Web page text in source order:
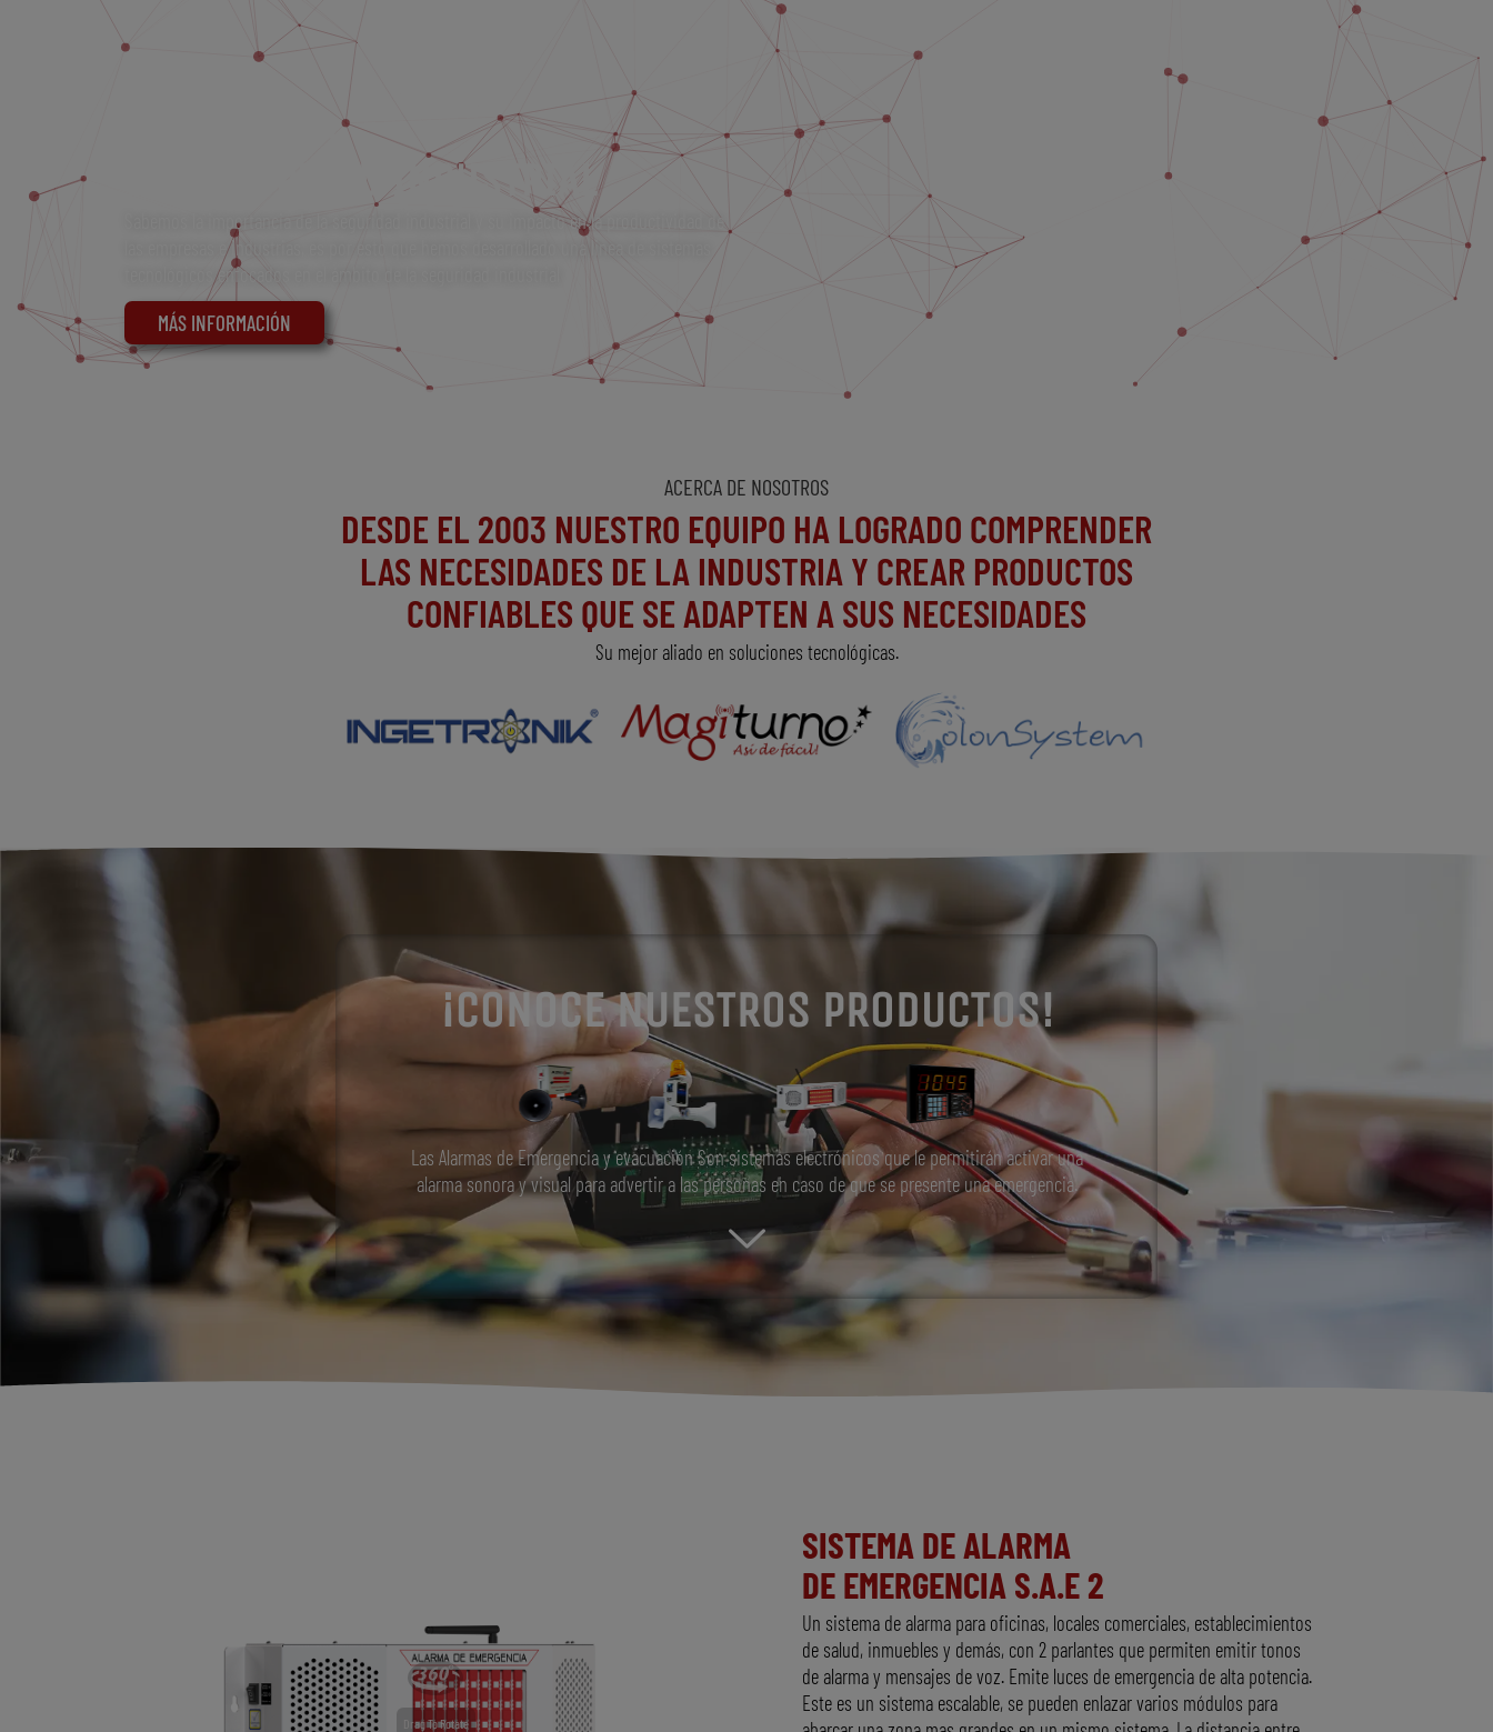
EN SEGURIDAD INDUSTRIAL
Sabemos la importancia de la seguridad industrial y su impacto en la productividad de
las empresas e industrias, es por esto que hemos desarrollado una linea de sistemas
tecnológicos enfocados en el ámbito de la seguridad industrial
MÁS INFORMACIÓN
ACERCA DE NOSOTROS
DESDE EL 2003 NUESTRO EQUIPO HA LOGRADO COMPRENDER
LAS NECESIDADES DE LA INDUSTRIA Y CREAR PRODUCTOS
CONFIABLES QUE SE ADAPTEN A SUS NECESIDADES
Su mejor aliado en soluciones tecnológicas.
¡CONOCE NUESTROS PRODUCTOS!
Las Alarmas de Emergencia y evacuación Son sistemas electrónicos que le permitirán activar una
alarma sonora y visual para advertir a las personas en caso de que se presente una emergencia.
Drag To Rotate
SISTEMA DE ALARMA
DE EMERGENCIA S.A.E 2
Un sistema de alarma para oficinas, locales comerciales, establecimientos
de salud, inmuebles y demás, con 2 parlantes que permiten emitir tonos
de alarma y mensajes de voz. Emite luces de emergencia de alta potencia.
Este es un sistema escalable, se pueden enlazar varios módulos para